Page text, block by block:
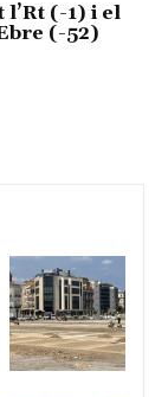
l’Rt (-1) i el
(-52)